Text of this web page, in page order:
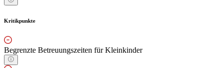
Kritikpunkte
Begrenzte Betreuungszeiten für Kleinkinder